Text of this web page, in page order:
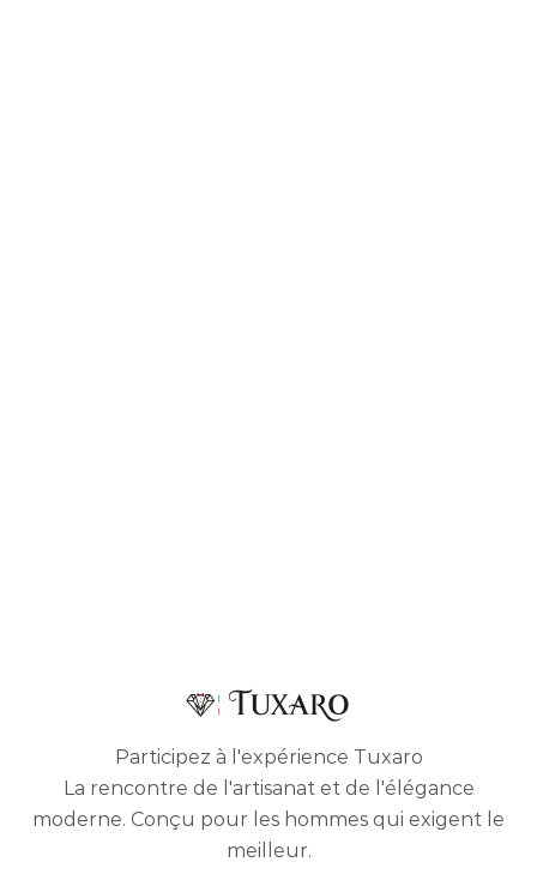
Participez à l'expérience Tuxaro
La rencontre de l'artisanat et de l'élégance
moderne. Conçu pour les hommes qui exigent le
meilleur.